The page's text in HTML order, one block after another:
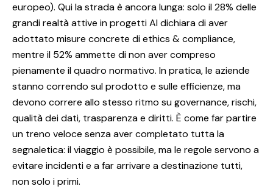
europeo). Qui la strada è ancora lunga: solo il 28% delle
grandi realtà attive in progetti AI dichiara di aver
adottato misure concrete di ethics & compliance,
mentre il 52% ammette di non aver compreso
pienamente il quadro normativo. In pratica, le aziende
stanno correndo sul prodotto e sulle efficienze, ma
devono correre allo stesso ritmo su governance, rischi,
qualità dei dati, trasparenza e diritti. È come far partire
un treno veloce senza aver completato tutta la
segnaletica: il viaggio è possibile, ma le regole servono a
evitare incidenti e a far arrivare a destinazione tutti,
non solo i primi.